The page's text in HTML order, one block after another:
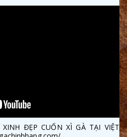
XINH ĐẸP CUỐN XÌ GÀ TẠI VIỆT